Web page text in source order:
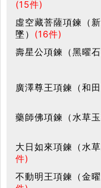
(15件)
虛空藏菩薩項鍊（
墜） (16件)
壽星公項鍊（黑曜
廣澤尊王項鍊（和
藥師佛項鍊（水草
大日如來項鍊（水
件)
不動明王項鍊（金